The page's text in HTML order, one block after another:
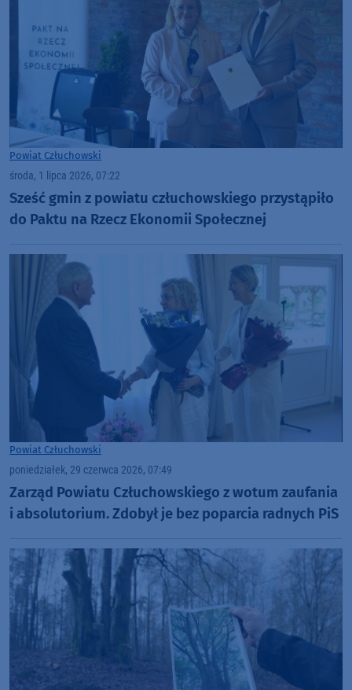
Powiat Człuchowski
środa, 1 lipca 2026, 07:22
Sześć gmin z powiatu człuchowskiego przystąpiło
do Paktu na Rzecz Ekonomii Społecznej
Powiat Człuchowski
poniedziałek, 29 czerwca 2026, 07:49
Zarząd Powiatu Człuchowskiego z wotum zaufania
i absolutorium. Zdobył je bez poparcia radnych PiS